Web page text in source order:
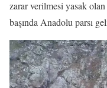
zarar verilmesi yasak
başında Anadolu parsı